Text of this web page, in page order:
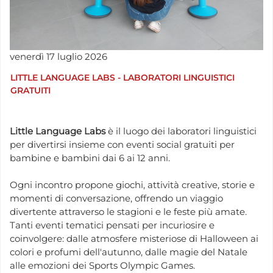
venerdì 17 luglio 2026
LITTLE LANGUAGE LABS - LABORATORI LINGUISTICI
GRATUITI
Little Language Labsè il luogo dei laboratori linguistici
per divertirsi insieme con eventi social gratuiti per
bambine e bambini dai 6 ai 12 anni.
Ogni incontro propone giochi, attività creative, storie e
momenti di conversazione, offrendo un viaggio
divertente attraverso le stagioni e le feste più amate.
Tanti eventi tematici pensati per incuriosire e
coinvolgere: dalle atmosfere misteriose di Halloween ai
colori e profumi dell'autunno, dalle magie del Natale
alle emozioni dei Sports Olympic Games.